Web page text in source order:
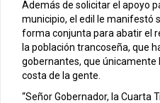
Además de solicitar el apoyo
municipio, el edil le manifestó
forma conjunta para abatir el
la población trancoseña, que
gobernantes, que únicamente
costa de la gente.
“Señor Gobernador, la Cuarta